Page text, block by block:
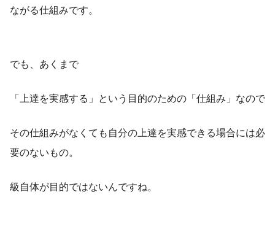
ながる仕組みです。
でも、あくまで
「上達を実感する」という目的のための「仕組み」なので
その仕組みがなくても自分の上達を実感できる場合には必
要のないもの。
級自体が目的ではないんですね。